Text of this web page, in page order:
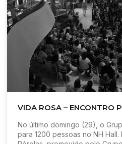
VIDA ROSA – ENCONTRO
No último domingo (29), o
para 1200 pessoas no NH